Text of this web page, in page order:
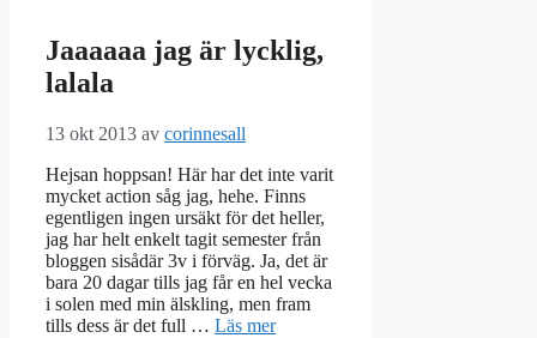
Jaaaaaa jag är lycklig,
lalala
13 okt 2013 av corinnesall
Hejsan hoppsan! Här har det inte varit
mycket action såg jag, hehe. Finns
egentligen ingen ursäkt för det heller,
jag har helt enkelt tagit semester från
bloggen sisådär 3v i förväg. Ja, det är
bara 20 dagar tills jag får en hel vecka
i solen med min älskling, men fram
tills dess är det full … Läs mer